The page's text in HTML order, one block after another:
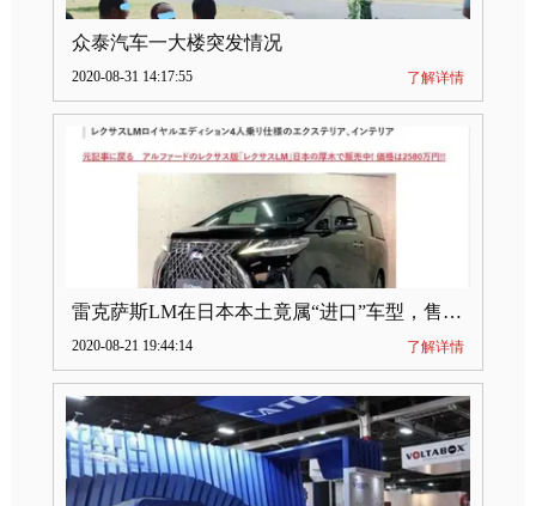
众泰汽车一大楼突发情况
2020-08-31 14:17:55 了解详情
雷克萨斯LM在日本本土竟属“进口”车型，售价2580万日元
2020-08-21 19:44:14 了解详情